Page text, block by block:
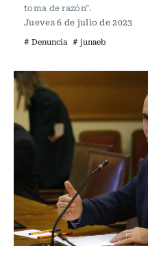
toma de razón".
Jueves 6 de julio de 2023
# Denuncia # junaeb